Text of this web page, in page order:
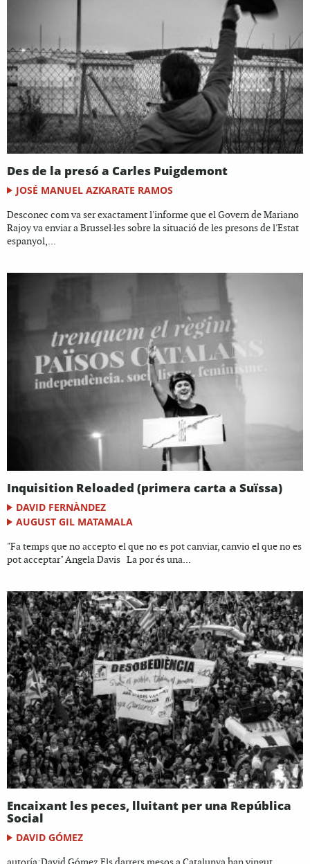
Des de la presó a Carles Puigdemont
JOSÉ MANUEL AZKARATE RAMOS
Desconec com va ser exactament l'informe que el Govern de Mariano
Rajoy va enviar a Brussel·les sobre la situació de les presons de l'Estat
espanyol,...
Inquisition Reloaded (primera carta a Suïssa)
DAVID FERNÀNDEZ
AUGUST GIL MATAMALA
"Fa temps que no accepto el que no es pot canviar, canvio el que no es
pot acceptar" Angela Davis La por és una...
Encaixant les peces, lluitant per una República
Social
DAVID GÓMEZ